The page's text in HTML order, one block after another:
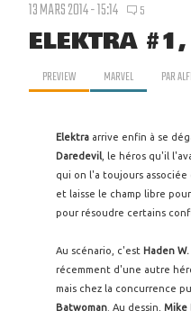
13 MARS 2014 - 15:14 5
ELEKTRA
PREVIEW MARVEL PAR
Elektra arrive enfin à se
Daredevil , le héros qu'il
qui on l'a toujours associée
et laisse le champ libre
pour résoudre certains
Au scénario, c'est Haden
récemment d'une autre
mais chez la concurrence
Batwoman . Au dessin, Mike